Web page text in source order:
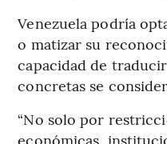
Venezuela podría
o matizar su
capacidad de
concretas se
“No solo por
económicas,